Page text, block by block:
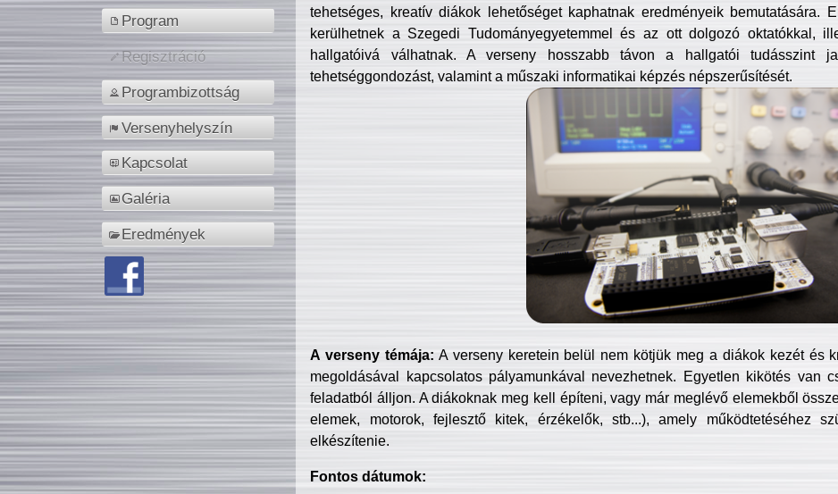
Program
Regisztráció
Programbizottság
Versenyhelyszín
Kapcsolat
Galéria
Eredmények
tehetséges, kreatív diákok lehetőséget kaphatnak eredményeik bemutatására.
kerülhetnek a Szegedi Tudományegyetemmel és az ott dolgozó oktatókkal,
hallgatóivá válhatnak. A verseny hosszabb távon a hallgatói tudásszint
tehetséggondozást, valamint a műszaki informatikai képzés népszerűsítését.
A verseny témája: A verseny keretein belül nem kötjük meg a diákok kezét és
megoldásával kapcsolatos pályamunkával nevezhetnek. Egyetlen kikötés van
feladatból álljon. A diákoknak meg kell építeni, vagy már meglévő elemekből
elemek, motorok, fejlesztő kitek, érzékelők, stb...), amely működtetéséhez
elkészítenie.
Fontos dátumok: